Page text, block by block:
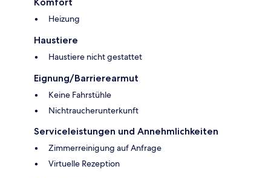
Heizung
Haustiere
Haustiere nicht gestattet
Eignung/Barrierearmut
Keine Fahrstühle
Nichtraucherunterkunft
Serviceleistungen und Annehmlichkeiten
Zimmerreinigung auf Anfrage
Virtuelle Rezeption